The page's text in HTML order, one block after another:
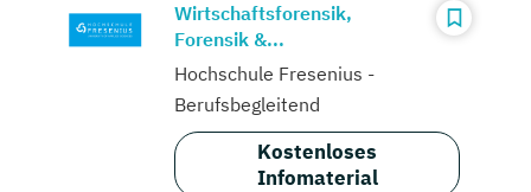
Wirtschaftsforensik,
Forensik &...
Hochschule Fresenius -
Berufsbegleitend
Kostenloses
Infomaterial